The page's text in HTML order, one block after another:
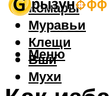
Комары
Муравьи
Клещи
Вши
Мухи
Меню